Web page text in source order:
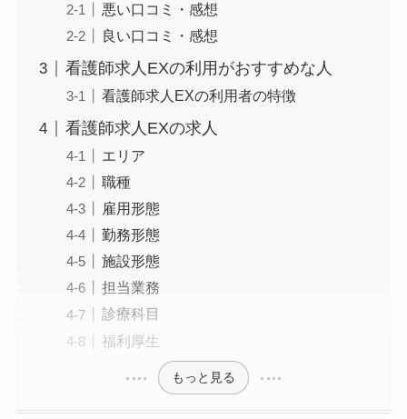
悪い口コミ・感想
良い口コミ・感想
看護師求人EXの利用がおすすめな人
看護師求人EXの利用者の特徴
看護師求人EXの求人
エリア
職種
雇用形態
勤務形態
施設形態
担当業務
診療科目
福利厚生
もっと見る